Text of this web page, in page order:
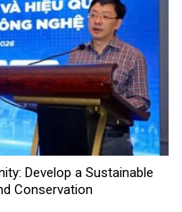
Develop a Sustainable
Conservation